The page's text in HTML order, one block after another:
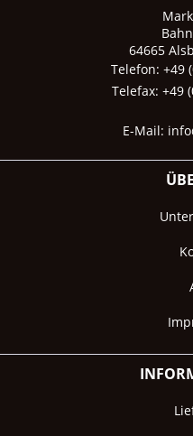
64665
Telefon: +49
Telefax: +49
E-Mail: